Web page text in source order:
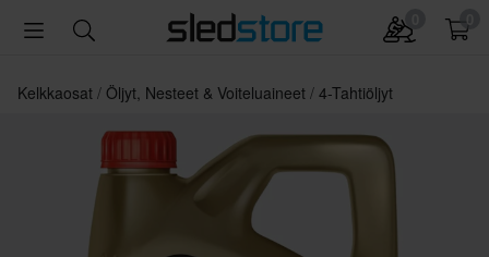
Kelkkaosat Öljyt, Nesteet & Voiteluaineet 4-Tahtiöljyt